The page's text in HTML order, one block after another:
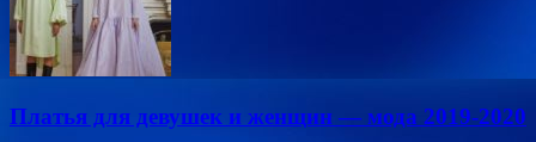
Платья для девушек и женщин — мода 2019-2020